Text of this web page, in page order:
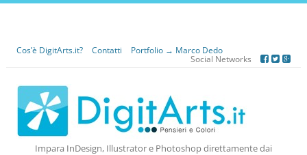
Cos’è DigitArts.it? Contatti
Portfolio → Marco Dedo
Social Networks
Impara InDesign, Illustrator e Photoshop direttamente dai